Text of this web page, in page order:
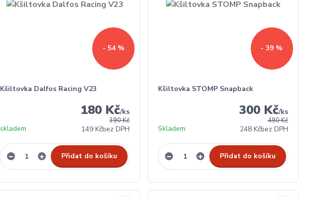
- 54 %
Kšiltovka Dalfos Racing V23
390 Kč
180 Kč/ks
149 Kčbez DPH
skladem
Přidat do košíku
- 39 %
Kšiltovka STOMP Snapback
490 Kč
300 Kč/ks
248 Kčbez DPH
Skladem
Přidat do košíku